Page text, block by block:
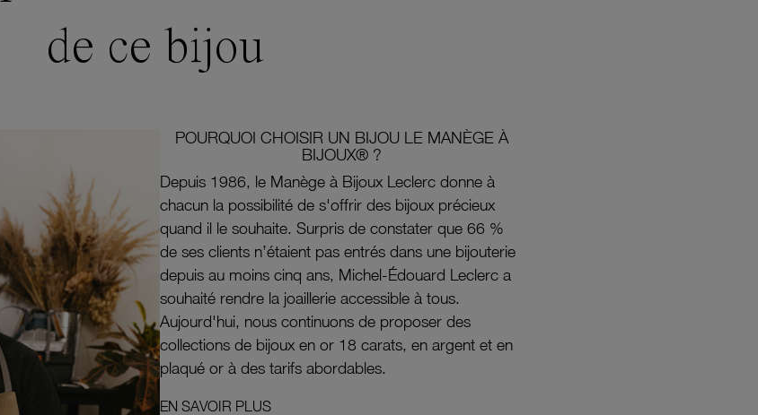
de ce bijou
POURQUOI CHOISIR UN BIJOU LE MANÈGE À
BIJOUX® ?
Depuis 1986, le Manège à Bijoux Leclerc donne à
chacun la possibilité de s'offrir des bijoux précieux
quand il le souhaite. Surpris de constater que 66 %
de ses clients n’étaient pas entrés dans une bijouterie
depuis au moins cinq ans, Michel-Édouard Leclerc a
souhaité rendre la joaillerie accessible à tous.
Aujourd'hui, nous continuons de proposer des
collections de bijoux en or 18 carats, en argent et en
plaqué or à des tarifs abordables.
EN SAVOIR PLUS